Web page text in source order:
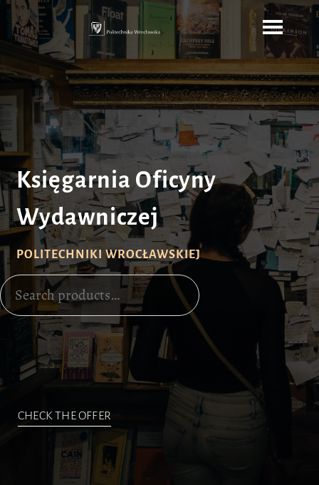
Skip
content
Księgarnia Oficyny
Wydawniczej
POLITECHNIKI WROCŁAWSKIEJ
CHECK THE OFFER
Search